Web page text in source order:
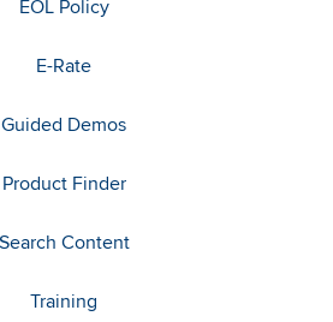
EOL Policy
E-Rate
Guided Demos
Product Finder
Search Content
Training